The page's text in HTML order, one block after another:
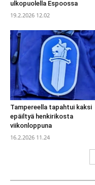
ulkopuolella Espoossa
19.2.2026 12.02
Tampereella tapahtui kaksi
epäiltyä henkirikosta
viikonloppuna
16.2.2026 11.24